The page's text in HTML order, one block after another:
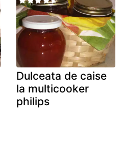
Dulceata de caise
la multicooker
philips